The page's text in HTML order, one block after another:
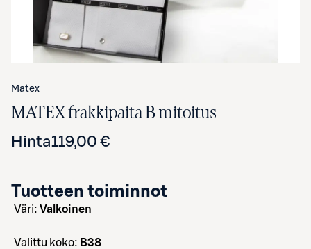
Matex
MATEX frakkipaita B mitoitus
Hinta119,00 €
Tuotteen toiminnot
väri: Valkoinen
Valittu koko: B38